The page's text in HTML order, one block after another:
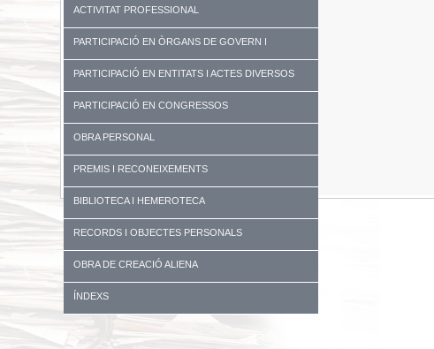
ACTIVITAT PROFESSIONAL
PARTICIPACIÓ EN ÒRGANS DE GOVERN I
UNIVERSITATS
PARTICIPACIÓ EN ENTITATS I ACTES DIVERSOS
PARTICIPACIÓ EN CONGRESSOS
OBRA PERSONAL
PREMIS I RECONEIXEMENTS
BIBLIOTECA I HEMEROTECA
RECORDS I OBJECTES PERSONALS
OBRA DE CREACIÓ ALIENA
ÍNDEXS